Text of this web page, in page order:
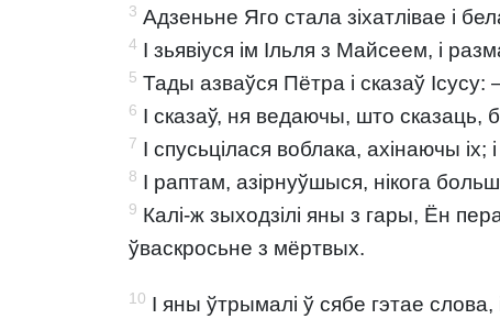
3 Адзеньне Яго стала зіхатлівае і
4 I зьявіуся ім Ільля з Майсеем, і
5 Тады азваўся Пётра і сказаў
6 І сказаў, ня ведаючы, што сказаць,
7 I спусьцілася воблака, ахінаючы
8 I раптам, азірнуўшыся, нікога
9 Калі-ж зыходзілі яны з гары, Ён
ўваскросьне з мёртвых.
10 І яны ўтрымалі ў сябе гэтае